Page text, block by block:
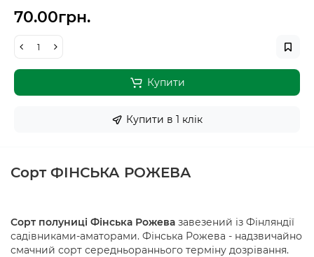
70.00грн.
Купити
Купити в 1 клiк
Сорт ФІНСЬКА РОЖЕВА
Сорт полуниці Фінська Рожева завезений із Фінляндії
садівниками-аматорами. Фінська Рожева - надзвичайно
смачний сорт середньораннього терміну дозрівання.